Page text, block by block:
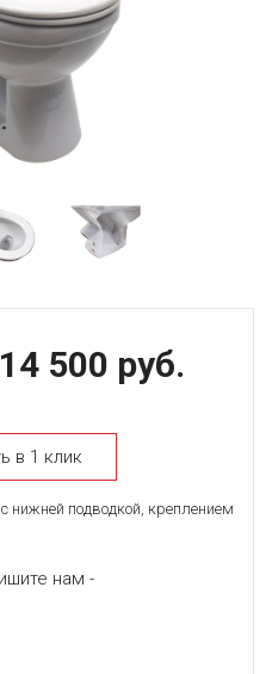
14 500 руб.
в 1 клик
подводкой, креплением
нам -